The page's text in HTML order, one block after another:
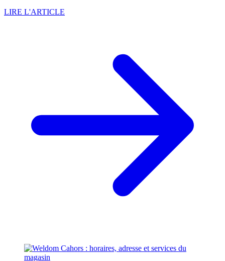
LIRE L'ARTICLE